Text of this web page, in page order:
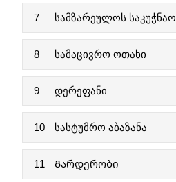
7 სამზარეულოს საკუჭნაო
8 სამაცივრო ოთახი
9 დერეფანი
10 სასტუმრო აბაზანა
11 Გარდერობი